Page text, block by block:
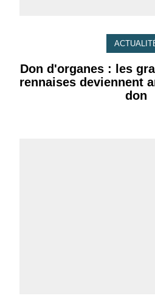
Don d'organes : les
rennaises deviennent
don